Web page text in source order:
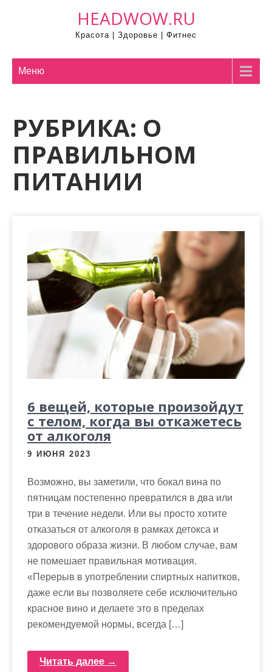
HEADWOW.RU
Красота | Здоровье | Фитнес
Меню
РУБРИКА: О
ПРАВИЛЬНОМ
ПИТАНИИ
6 вещей, которые произойдут
с телом, когда вы откажетесь
от алкоголя
9 ИЮНЯ 2023
Возможно, вы заметили, что бокал вина по
пятницам постепенно превратился в два или
три в течение недели. Или вы просто хотите
отказаться от алкоголя в рамках детокса и
здорового образа жизни. В любом случае, вам
не помешает правильная мотивация.
«Перерыв в употреблении спиртных напитков,
даже если вы позволяете себе исключительно
красное вино и делаете это в пределах
рекомендуемой нормы, всегда […]
Читать далее →